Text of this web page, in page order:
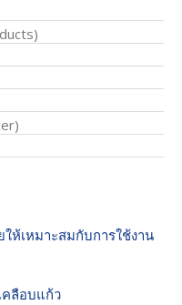
ห้เหมาะสมกับการใช้งาน
คลือบแก้ว